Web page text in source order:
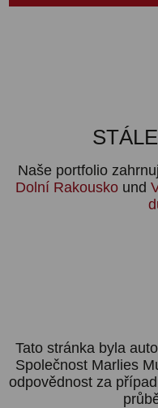
Naše portfolio
Dolní Rakouskound
Tato stránka byla
Společnost Marlies
odpovědnost za